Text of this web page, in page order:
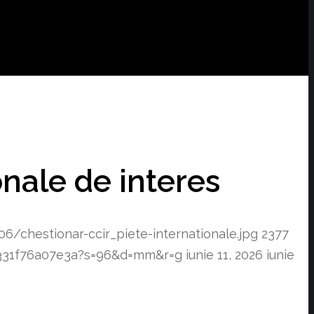
de interes
chestionar-ccir_piete-internationale.jpg 2377
iunie 11, 2026 iunie